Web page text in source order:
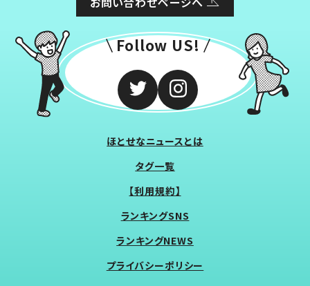
Follow US!
ほとせなニュースとは
タグ一覧
【利用規約】
ランキングSNS
ランキングNEWS
プライバシーポリシー